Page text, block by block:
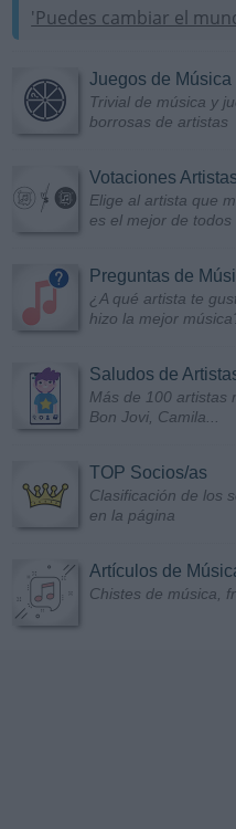
'Puedes cambiar el
Juegos de Música
Trivial de música y
borrosas de artistas
Votaciones Artistas
Elige al artista que
es el mejor de todos
Preguntas de
¿A qué artista te
hizo la mejor
Saludos de
Más de 100 artistas
Bon Jovi, Camila...
TOP Socios/as
Clasificación de los
en la página
Artículos de
Chistes de música,